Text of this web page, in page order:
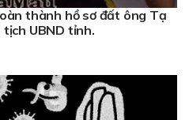
thành hồ sơ đất ông Tạ
UBND tỉnh.